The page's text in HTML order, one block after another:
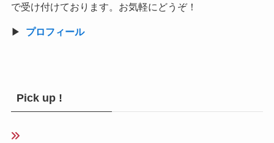
で受け付けております。お気軽にどうぞ！
▶︎ プロフィール
Pick up !